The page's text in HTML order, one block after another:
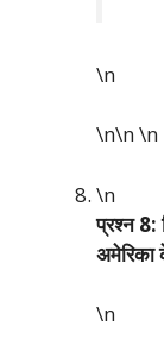
\n
\n\n\n
\n
प्रश्न 8:
अमेरिका
\n